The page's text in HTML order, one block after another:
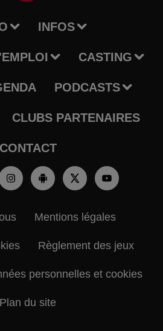
INFOS
CASTING
PODCASTS
CLUBS PARTENAIRES
CONTACT
Mentions légales
Règlement des jeux
personnelles et cookies
Plan du site